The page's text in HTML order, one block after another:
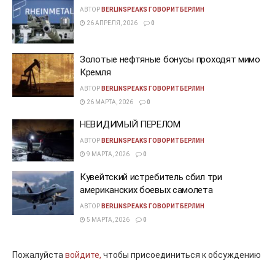
АВТОР BERLINSPEAKS ГОВОРИТБЕРЛИН
26 АПРЕЛЯ, 2026
0
Золотые нефтяные бонусы проходят мимо
Кремля
АВТОР BERLINSPEAKS ГОВОРИТБЕРЛИН
26 МАРТА, 2026
0
НЕВИДИМЫЙ ПЕРЕЛОМ
АВТОР BERLINSPEAKS ГОВОРИТБЕРЛИН
9 МАРТА, 2026
0
Кувейтский истребитель сбил три
американских боевых самолета
АВТОР BERLINSPEAKS ГОВОРИТБЕРЛИН
5 МАРТА, 2026
0
Пожалуйставойдите, чтобы присоединиться к обсуждению